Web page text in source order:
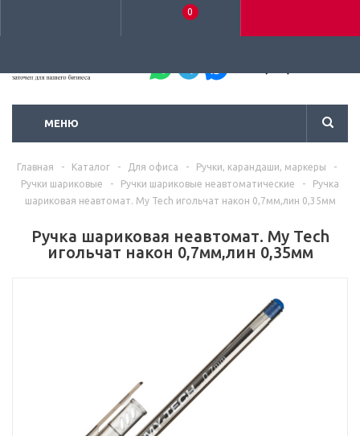
0
МЕНЮ
Главная - Каталог - Для офиса - Ручки, карандаши, маркеры
-
Ручки шариковые
- Ручки шариковые неавтоматические -
Ручка
шариковая неавтомат. My Tech игольчат након 0,7мм,лин 0,35мм
Ручка шариковая неавтомат. My Tech
игольчат након 0,7мм,лин 0,35мм